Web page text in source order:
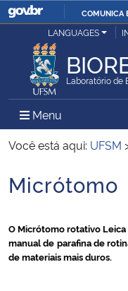
COMUNICA
Ministério da Justiça e
Ministério da Defesa
Ministério das Relações
Ministério da Economia
Ministério da Agricultura,
LANGUAGES
Laboratório de
Menu Menu
Você está aqui: UFSM
Início do conteúdo
Micrótomo
O Micrótomo rotativo Leica
manual de parafina de
de materiais mais duros.